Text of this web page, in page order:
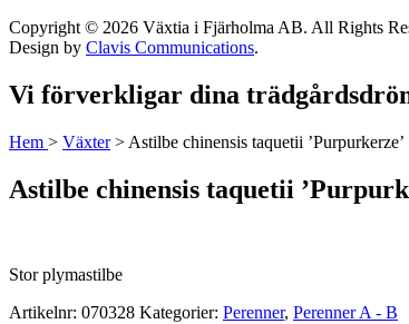
Copyright © 2026 Växtia i Fjärholma AB. All Rights
Design by Clavis Communications.
Vi förverkligar dina
Hem > Växter> Astilbe chinensis taquetii ’Purpurkerze’
Astilbe chinensis taquetii
Stor plymastilbe
Artikelnr: 070328 Kategorier: Perenner, Perenner A - B